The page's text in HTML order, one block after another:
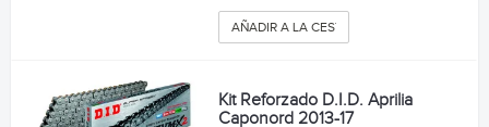
AÑADIR A LA CESTA
Kit Reforzado D.I.D. Aprilia
Caponord 2013-17